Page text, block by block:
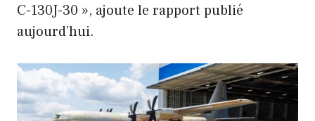
C-130J-30 », ajoute le rapport publié
aujourd’hui.